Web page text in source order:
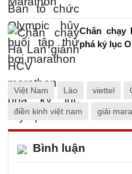
Chân chạy
phá kỷ lục
Việt Nam Lào viettel
điền kinh việt nam giải
Bình luận